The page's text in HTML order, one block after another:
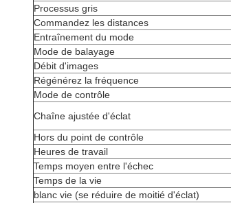
Processus gris
Commandez les distances
Entraînement du mode
Mode de balayage
Débit d'images
Régénérez la fréquence
Mode de contrôle
Chaîne ajustée d'éclat
Hors du point de contrôle
Heures de travail
Temps moyen entre l'échec
Temps de la vie
blanc vie (se réduire de moitié d'éclat)